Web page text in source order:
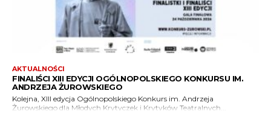
AKTUALNOŚCI
FINALIŚCI XIII EDYCJI OGÓLNOPOLSKIEGO KONKURSU IM.
ANDRZEJA ŻUROWSKIEGO
Kolejna, XIII edycja Ogólnopolskiego Konkurs im. Andrzeja
Żurowskiego dla Młodych Krytyczek i Krytyków Teatralnych...